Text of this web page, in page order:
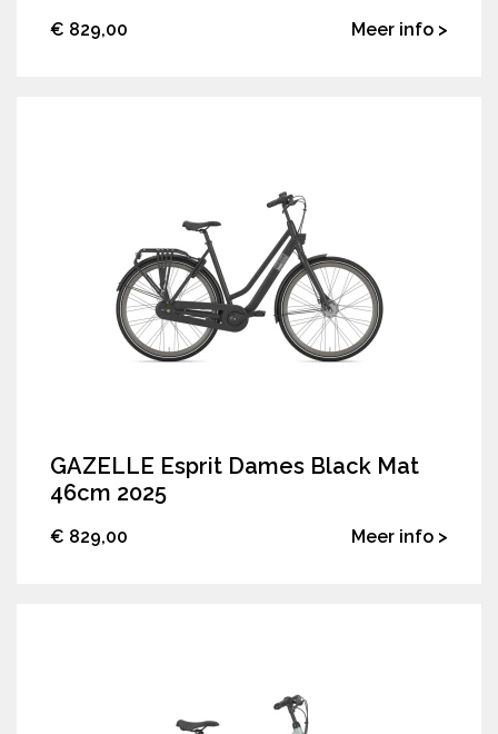
€ 829,00 Meer info >
GAZELLE Esprit Dames Black Mat
46cm 2025
€ 829,00 Meer info >